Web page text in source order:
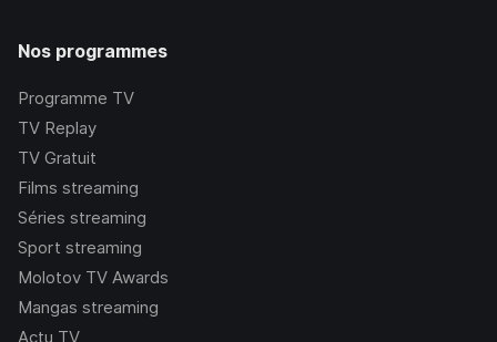
Nos programmes
Programme TV
TV Replay
TV Gratuit
Films streaming
Séries streaming
Sport streaming
Molotov TV Awards
Mangas streaming
Actu TV